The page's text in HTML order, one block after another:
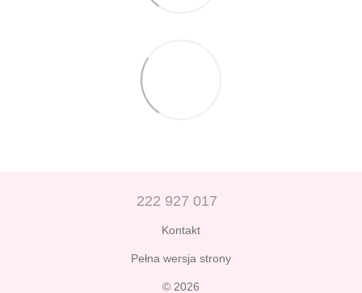
222 927 017
Kontakt
Pełna wersja strony
© 2026